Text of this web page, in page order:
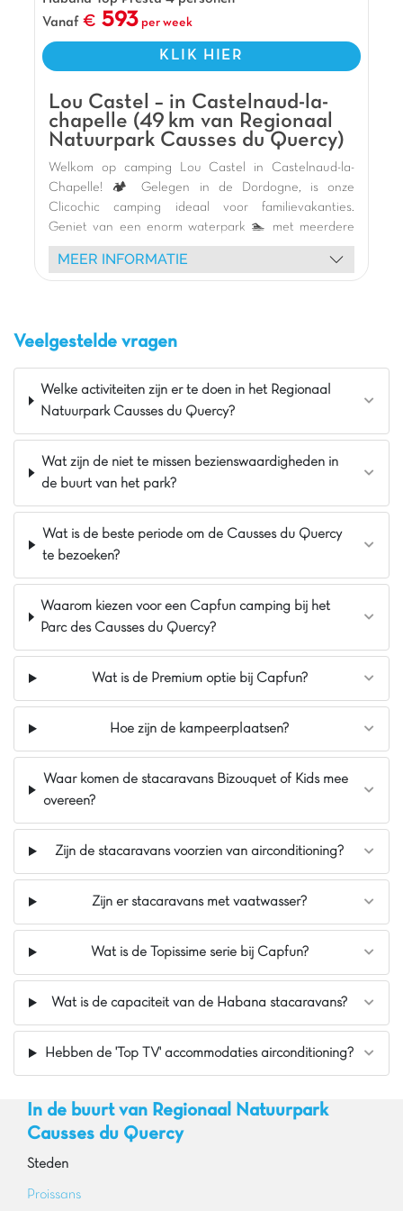
aquacentrum! Je bent hier in de geweldige
handen van Mathieu en Dominique! Profiteer
Aan de rivier Lot
Waterglijbanen en Crazy Cone
Vanaf
593 per week
KLIK HIER
Lou Castel – in Castelnaud-la-
chapelle (49 km van Regionaal
Natuurpark Causses du Quercy)
Welkom op camping Lou Castel in Castelnaud-la-
Chapelle! 🏕️ Gelegen in de Dordogne, is onze
Clicochic camping ideaal voor familievakanties.
Geniet van een enorm waterpark 🏊 met meerdere
zwembaden, gigantische glijbanen 🎢 en
waterspeeltuinen voor kinderen. Ontspan in de zon of
Verblijf in onze moderne en comfortabele stacaravans
🏡 met terras. Verken de omgeving: ontdek het
majestueuze Château de Castelnaud 🏰, de Jardins
de Marqueyssac 🌿, Sarlat-la-Canéda of maak een
restaurant wacht op u voor heerlijke momenten. Een
onvergetelijke vakantie wacht op u! 🌞
De mening van Jasmijn
Ik heb de natuurlijke omgeving echt geweldig
gevonden, zo rustig met een prachtig uitzicht op
de vallei bij camping Lou Castel. Het zwembad
en de waterglijbanen waren top, en het beste:
het ligt ideaal om Sarlat en de kastelen van het
Zwarte Périgord te bezoeken. Het is echt de
Pluspunten
Op 20 minuten van Sarlat
Nieuw: Buitenzwembad
MEER INFORMATIE
Veelgestelde vragen
Welke activiteiten zijn er te doen in het Regionaal
Natuurpark Causses du Quercy?
Wat zijn de niet te missen bezienswaardigheden in
de buurt van het park?
Wat is de beste periode om de Causses du Quercy
te bezoeken?
Waarom kiezen voor een Capfun camping bij het
Parc des Causses du Quercy?
Wat is de Premium optie bij Capfun?
Hoe zijn de kampeerplaatsen?
Waar komen de stacaravans Bizouquet of Kids mee
overeen?
Zijn de stacaravans voorzien van airconditioning?
Zijn er stacaravans met vaatwasser?
Wat is de Topissime serie bij Capfun?
Wat is de capaciteit van de Habana stacaravans?
Hebben de 'Top TV' accommodaties airconditioning?
In de buurt van Regionaal Natuurpark
Causses du Quercy
Steden
Proissans